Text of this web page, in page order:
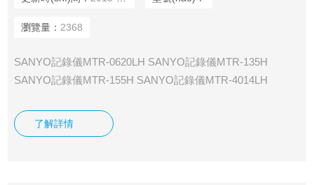
瀏覽量： 2368
SANYO記錄儀MTR-0620LH SANYO記錄儀MTR-135H
SANYO記錄儀MTR-155H SANYO記錄儀MTR-4014LH
錄儀MTR-G3504 SANYO記錄儀MTR-G85
了解詳情